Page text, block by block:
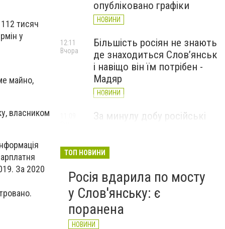
тисяч
у
майно,
власником
За 2020
опубліковано графіки
НОВИНИ
Більшість росіян не знають
де знаходиться Слов’янськ
і навіщо він їм потрібен -
Мадяр
НОВИНИ
12:11
Вчора
За минулу добу російські
великої війни: 6 серпня
ТОП НОВИНИ
Росія вдарила по мосту
у Слов'янську: є
поранена
НОВИНИ